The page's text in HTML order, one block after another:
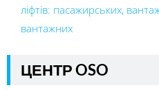
ліфтів: пасажирських,
вантажних
ЦЕНТР OSO